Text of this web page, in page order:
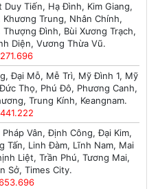
Tiến, Hạ Đình, Kim Giang,
Trung, Nhân Chính,
Đình, Bùi Xương Trạch,
Diện, Vương Thừa Vũ.
Đại Mỗ, Mễ Trì, Mỹ Đình 1, Mỹ
Thọ, Phú Đô, Phương Canh,
Trung Kính, Keangnam.
Vân, Định Công, Đại Kim,
Tấn, Linh Đàm, Lĩnh Nam, Mai
Liệt, Trần Phú, Tương Mai,
Sở, Times City.